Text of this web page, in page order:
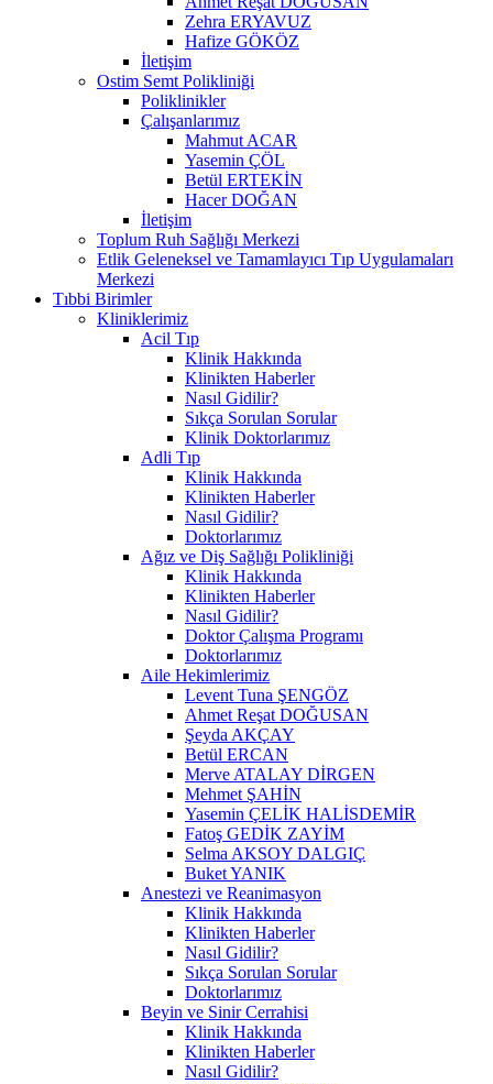
Zehra ERYAVUZ
Hafize GÖKÖZ
İletişim
Ostim Semt Polikliniği
Poliklinikler
Çalışanlarımız
Mahmut ACAR
Yasemin ÇÖL
Betül ERTEKİN
Hacer DOĞAN
İletişim
Toplum Ruh Sağlığı Merkezi
Etlik Geleneksel ve Tamamlayıcı Tıp Uygulamaları
Merkezi
Tıbbi Birimler
Kliniklerimiz
Acil Tıp
Klinik Hakkında
Klinikten Haberler
Nasıl Gidilir?
Sıkça Sorulan Sorular
Klinik Doktorlarımız
Adli Tıp
Klinik Hakkında
Klinikten Haberler
Nasıl Gidilir?
Doktorlarımız
Ağız ve Diş Sağlığı Polikliniği
Klinik Hakkında
Klinikten Haberler
Nasıl Gidilir?
Doktor Çalışma Programı
Doktorlarımız
Aile Hekimlerimiz
Levent Tuna ŞENGÖZ
Ahmet Reşat DOĞUSAN
Şeyda AKÇAY
Betül ERCAN
Merve ATALAY DİRGEN
Mehmet ŞAHİN
Yasemin ÇELİK HALİSDEMİR
Fatoş GEDİK ZAYİM
Selma AKSOY DALGIÇ
Buket YANIK
Anestezi ve Reanimasyon
Klinik Hakkında
Klinikten Haberler
Nasıl Gidilir?
Sıkça Sorulan Sorular
Doktorlarımız
Beyin ve Sinir Cerrahisi
Klinik Hakkında
Klinikten Haberler
Nasıl Gidilir?